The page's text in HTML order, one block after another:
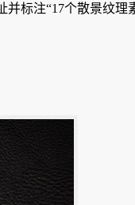
标注“17个散景纹